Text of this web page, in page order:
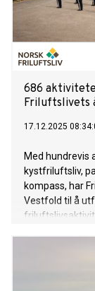
686
Friluftslivets
17.12.2025
Med hundrevis
kystfriluftsliv,
kompass, har
Vestfold til å